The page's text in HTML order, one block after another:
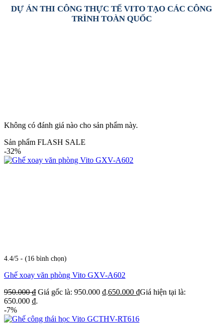
DỰ ÁN THI CÔNG THỰC TẾ VITO TẠO CÁC CÔNG
TRÌNH TOÀN QUỐC
Không có đánh giá nào cho sản phẩm này.
Sản phẩm FLASH SALE
-32%
4.4/5 - (16 bình chọn)
Ghế xoay văn phòng Vito GXV-A602
950.000₫ Giá gốc là: 950.000 ₫.650.000 ₫Giá hiện tại là:
650.000 ₫.
-7%